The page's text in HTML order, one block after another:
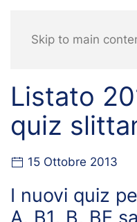
Skip to main
Listato
quiz
15 Ottobre 2013
I nuovi quiz
A, B1, B, BE